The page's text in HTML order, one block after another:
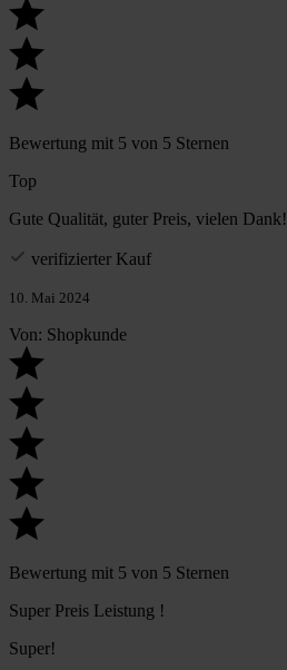
Bewertung mit 5 von 5 Sternen
Top
Gute Qualität, guter Preis, vielen Dank!
verifizierter Kauf
10. Mai 2024
Von: Shopkunde
Bewertung mit 5 von 5 Sternen
Super Preis Leistung !
Super!